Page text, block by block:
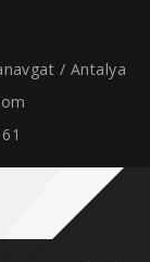
/ Antalya